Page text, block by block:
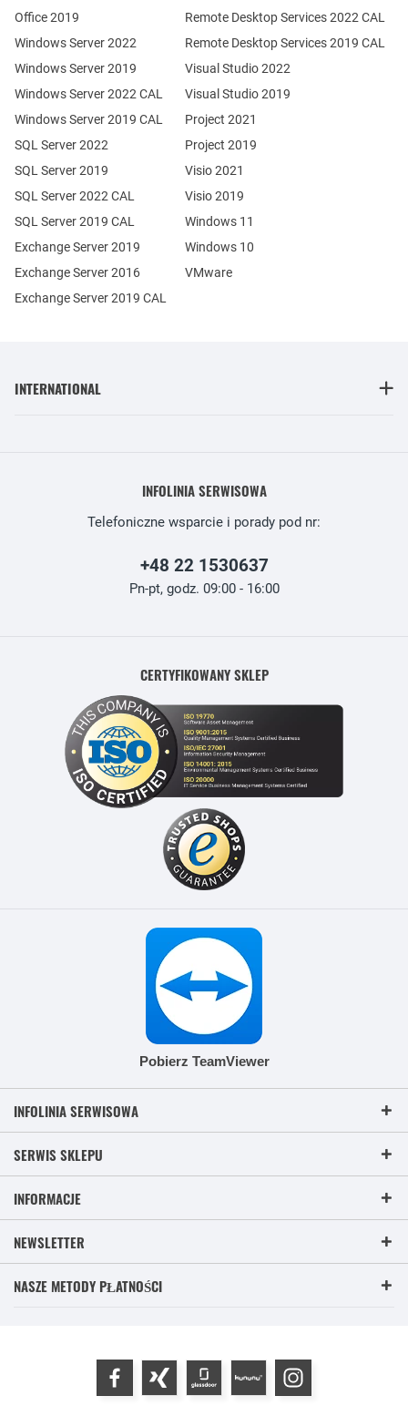
Office 2019
Windows Server 2022
Windows Server 2019
Exchange Server 2019
Exchange Server 2016
SQL Server 2022
SQL Server 2019
Windows Server 2022 CAL
Windows Server 2019 CAL
SQL Server 2022 CAL
SQL Server 2019 CAL
Remote Desktop Services 2022 CAL
Remote Desktop Services 2019 CAL
Exchange Server 2019 CAL
Visual Studio 2022
Visual Studio 2019
Project 2021
Project 2019
Visio 2021
Visio 2019
Windows 11
Windows 10
VMware
INTERNATIONAL
INFOLINIA SERWISOWA
Telefoniczne wsparcie i porady pod nr:
+48 22 1530637
Pn-pt, godz. 09:00 - 16:00
CERTYFIKOWANY SKLEP
Pobierz TeamViewer
INFOLINIA SERWISOWA
SERWIS SKLEPU
INFORMACJE
NEWSLETTER
NASZE METODY PŁATNOŚCI